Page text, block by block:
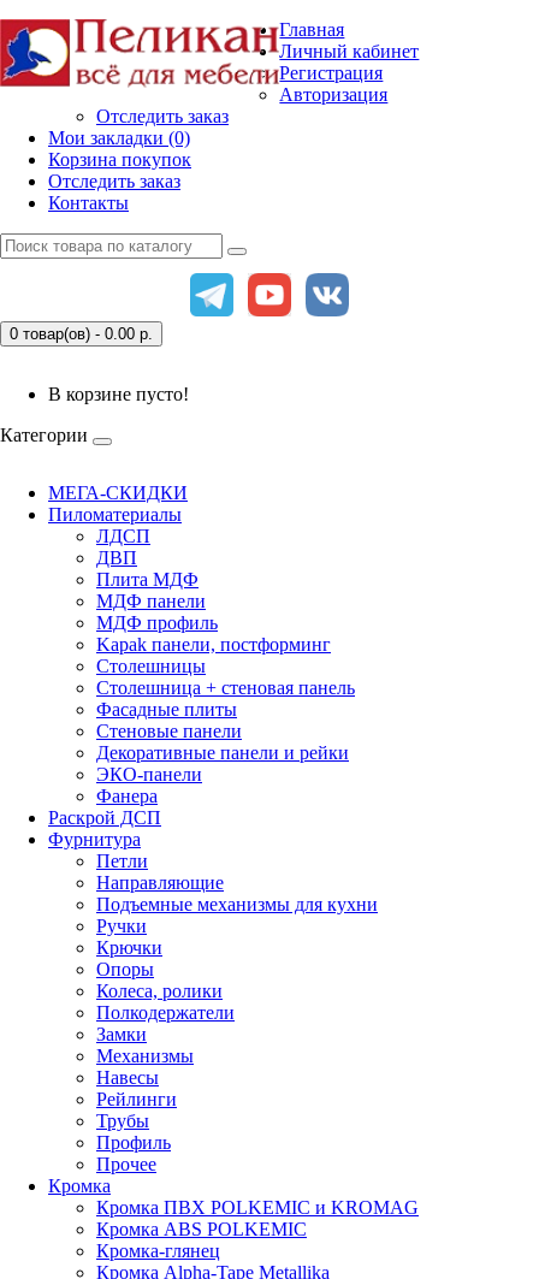
Главная
Личный кабинет
Регистрация
Авторизация
Отследить заказ
Мои закладки (0)
Корзина покупок
Отследить заказ
Контакты
0 товар(ов) - 0.00 р.
В корзине пусто!
Категории
МЕГА-СКИДКИ
Пиломатериалы
ЛДСП
ДВП
Плита МДФ
МДФ панели
МДФ профиль
Kapak панели, постформинг
Столешницы
Столешница + стеновая панель
Фасадные плиты
Стеновые панели
Декоративные панели и рейки
ЭКО-панели
Фанера
Раскрой ДСП
Фурнитура
Петли
Направляющие
Подъемные механизмы для кухни
Ручки
Крючки
Опоры
Колеса, ролики
Полкодержатели
Замки
Механизмы
Навесы
Рейлинги
Трубы
Профиль
Прочее
Кромка
Кромка ПВХ POLKEMIC и KROMAG
Кромка ABS POLKEMIС
Кромка-глянец
Кромка Alpha-Tape Metallika